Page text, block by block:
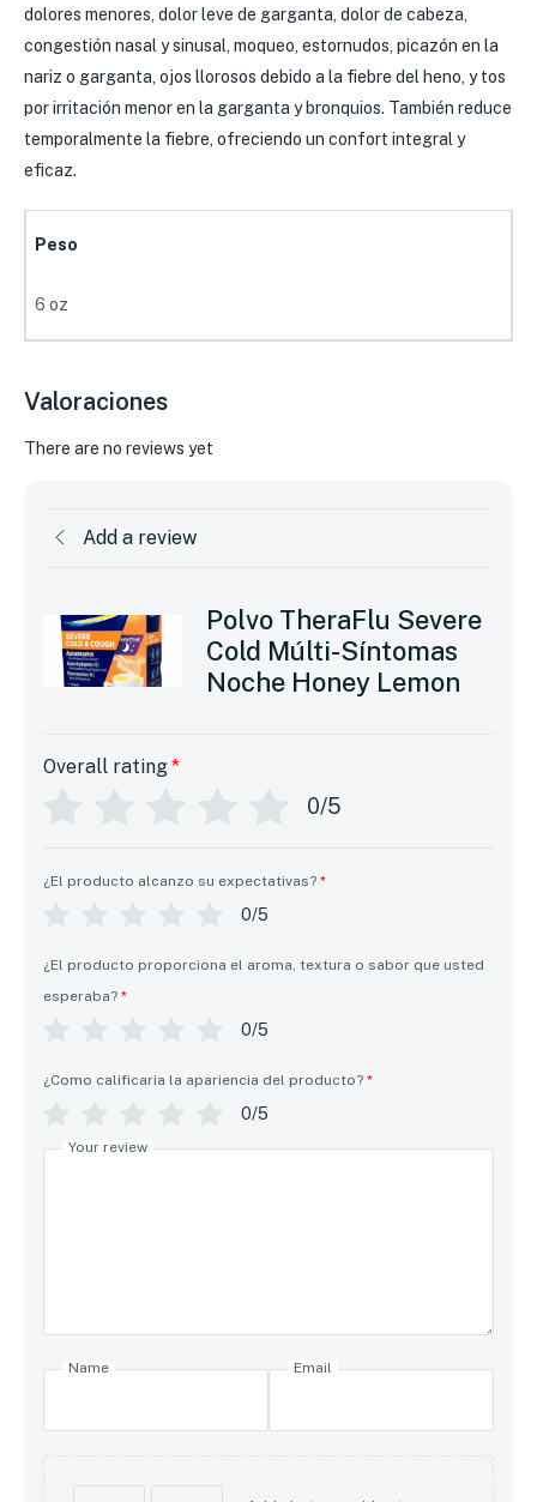
dolores menores, dolor leve de garganta, dolor de cabeza,
congestión nasal y sinusal, moqueo, estornudos, picazón en la
nariz o garganta, ojos llorosos debido a la fiebre del heno, y tos
por irritación menor en la garganta y bronquios. También reduce
temporalmente la fiebre, ofreciendo un confort integral y
eficaz.
Peso
6 oz
Valoraciones
There are no reviews yet
Add a review
Polvo TheraFlu Severe
Cold Múlti-Síntomas
Noche Honey Lemon
Overall rating*
0/5
¿El producto alcanzo su expectativas? *
0/5
¿El producto proporciona el aroma, textura o sabor que usted
esperaba? *
0/5
¿Como calificaria la apariencia del producto? *
0/5
Your review
Name Email